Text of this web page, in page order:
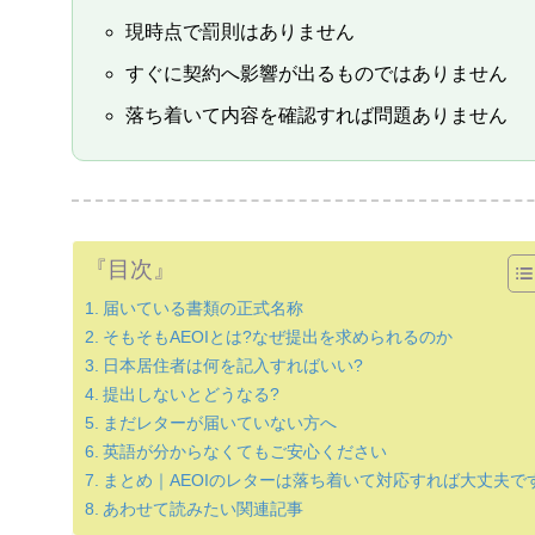
現時点で罰則はありません
すぐに契約へ影響が出るものではありません
落ち着いて内容を確認すれば問題ありません
『目次』
届いている書類の正式名称
そもそもAEOIとは?なぜ提出を求められるのか
日本居住者は何を記入すればいい?
提出しないとどうなる?
まだレターが届いていない方へ
英語が分からなくてもご安心ください
まとめ｜AEOIのレターは落ち着いて対応すれば大丈夫で
あわせて読みたい関連記事